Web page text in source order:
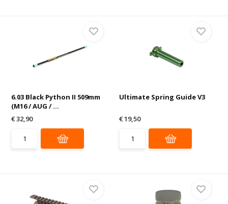
6.03 Black Python II 509mm
(M16 / AUG / ...
€ 32,90
Ultimate Spring Guide V3
€ 19,50